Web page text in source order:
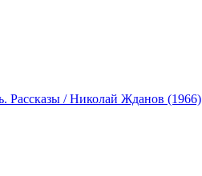
Рассказы / Николай Жданов (1966)